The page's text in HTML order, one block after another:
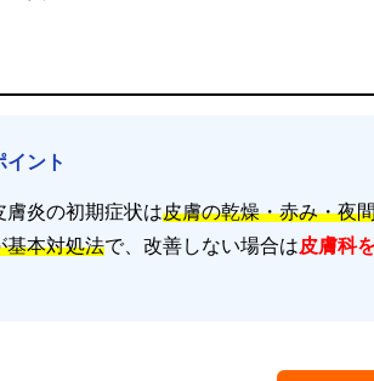
イント
膚炎の初期症状は皮膚の乾燥・赤み・夜
基本対処法で、改善しない場合は皮膚科